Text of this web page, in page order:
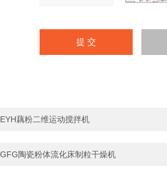
EYH藕粉二维运动搅拌机
GFG陶瓷粉体流化床制粒干燥机